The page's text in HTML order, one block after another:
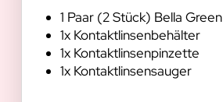
1 Paar (2 Stück) Bella
1x Kontaktlinsenbehälter
1x Kontaktlinsenpinzette
1x Kontaktlinsensauger